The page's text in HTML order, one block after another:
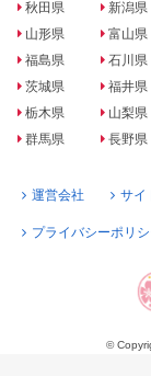
秋田県
山形県
福島県
茨城県
栃木県
群馬県
新潟県
富山県
石川県
福井県
山梨県
長野県
運営会社 サイ
プライバシーポリ
©